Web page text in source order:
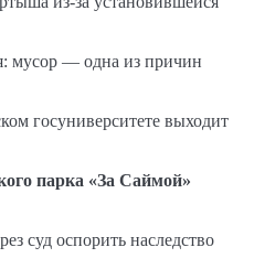
мусор — одна из причин
госуниверситете выходит
парка «За Саймой»
суд оспорить наследство